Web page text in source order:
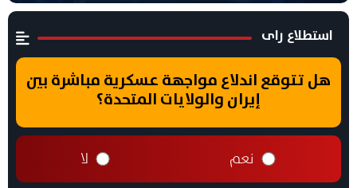
استطلاع راى
هل تتوقع اندلاع مواجهة عسكرية مباشرة بين
إيران والولايات المتحدة؟
نعم لا